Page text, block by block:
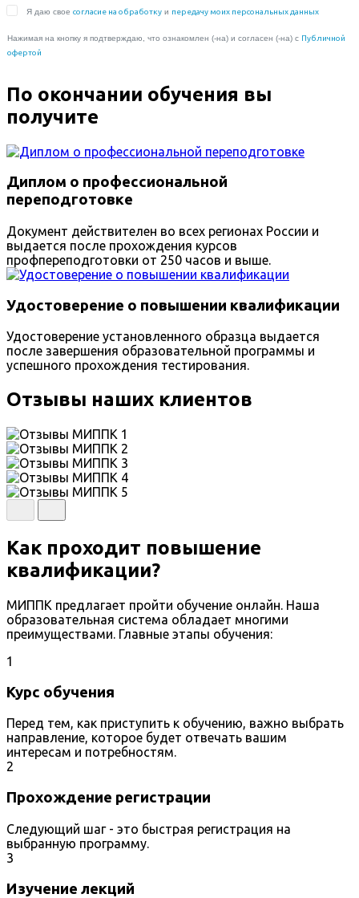
По окончании обучения вы
получите
Диплом о профессиональной
переподготовке
Документ действителен во всех регионах России и
выдается после прохождения курсов
профпереподготовки от 250 часов и выше.
Удостоверение о повышении квалификации
Удостоверение установленного образца выдается
после завершения образовательной программы и
успешного прохождения тестирования.
Отзывы наших клиентов
Как проходит повышение
квалификации?
МИППК предлагает пройти обучение онлайн. Наша
образовательная система обладает многими
преимуществами. Главные этапы обучения:
1
Курс обучения
Перед тем, как приступить к обучению, важно выбрать
направление, которое будет отвечать вашим
интересам и потребностям.
2
Прохождение регистрации
Следующий шаг - это быстрая регистрация на
выбранную программу.
3
Изучение лекций